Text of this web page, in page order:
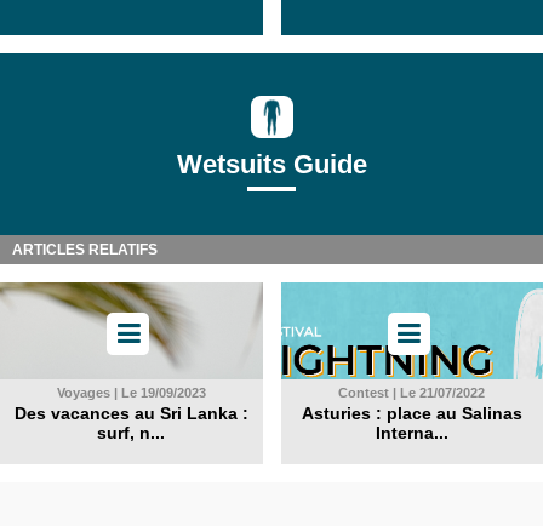
Wetsuits Guide
ARTICLES RELATIFS
Voyages | Le 19/09/2023
Des vacances au Sri Lanka :
surf, n...
Contest | Le 21/07/2022
Asturies : place au Salinas
Interna...